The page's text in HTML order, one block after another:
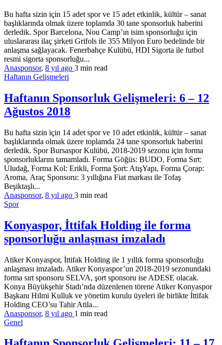
Bu hafta sizin için 15 adet spor ve 15 adet etkinlik, kültür – sanat
başlıklarında olmak üzere toplamda 30 tane sponsorluk haberini
derledik. Spor Barcelona, Nou Camp’ın isim sponsorluğu için
uluslararası ilaç şirketi Grifols ile 355 Milyon Euro bedelinde bir
anlaşma sağlayacak. Fenerbahçe Kulübü, HDI Sigorta ile futbol
resmi sigorta sponsorluğu...
Anasponsor, 8 yıl ago 3 min read
Haftanın Gelişmeleri
Haftanın Sponsorluk Gelişmeleri: 6 – 12
Ağustos 2018
Bu hafta sizin için 14 adet spor ve 10 adet etkinlik, kültür – sanat
başlıklarında olmak üzere toplamda 24 tane sponsorluk haberini
derledik. Spor Bursaspor Kulübü, 2018-2019 sezonu için forma
sponsorluklarını tamamladı. Forma Göğüs: BUDO, Forma Sırt:
Uludağ, Forma Kol: Erikli, Forma Şort: AtışYapı, Forma Çorap:
Aroma, Araç Sponsoru: 3 yıllığına Fiat markası ile Tofaş
Beşiktaşlı...
Anasponsor, 8 yıl ago 3 min read
Spor
Konyaspor, İttifak Holding ile forma
sponsorluğu anlaşması imzaladı
Atiker Konyaspor, İttifak Holding ile 1 yıllık forma sponsorluğu
anlaşması imzaladı. Atiker Konyaspor’un 2018-2019 sezonundaki
forma sırt sponsoru SELVA, şort sponsoru ise ADESE olacak.
Konya Büyükşehir Stadı’nda düzenlenen törene Atiker Konyaspor
Başkanı Hilmi Kulluk ve yönetim kurulu üyeleri ile birlikte İttifak
Holding CEO’su Tahir Atila...
Anasponsor, 8 yıl ago 1 min read
Genel